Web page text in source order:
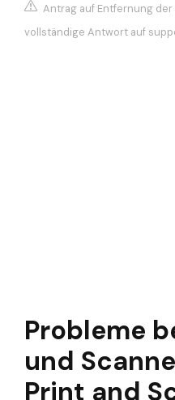
Antrag auf Entfernung der
vollständige Antwort auf
Probleme
und
Print and